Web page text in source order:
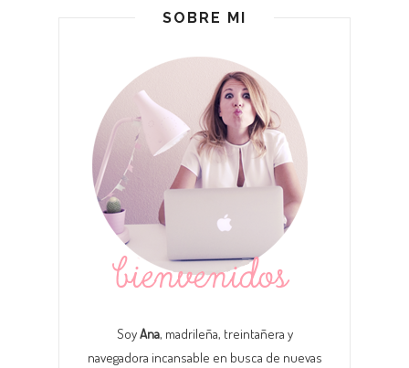
SOBRE MI
SoyAna, madrileña, treintañera y
navegadora incansable en busca de nuevas